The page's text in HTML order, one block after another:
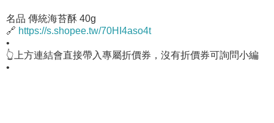
名品 傳統海苔酥 40g
🔗 https://s.shopee.tw/70HI4aso4t
•
👆上方連結會直接帶入專屬折價券，沒有折價券可詢問小編
•